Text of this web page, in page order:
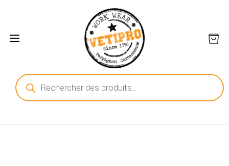
Recherche
de
produits